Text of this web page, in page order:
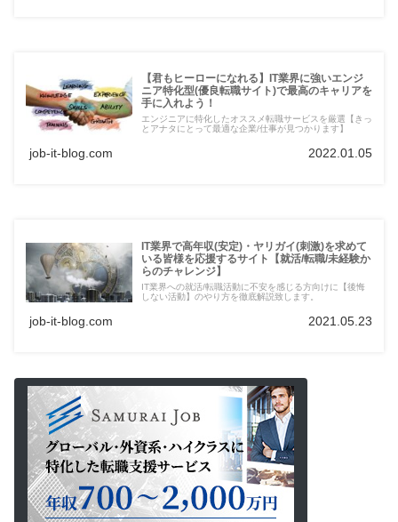
【君もヒーローになれる】IT業界に強いエンジ
ニア特化型(優良転職サイト)で最高のキャリアを
手に入れよう！
エンジニアに特化したオススメ転職サービスを厳選【きっ
とアナタにとって最適な企業/仕事が見つかります】
job-it-blog.com 2022.01.05
IT業界で高年収(安定)・ヤリガイ(刺激)を求めて
いる皆様を応援するサイト【就活/転職/未経験か
らのチャレンジ】
IT業界への就活/転職活動に不安を感じる方向けに【後悔
しない活動】のやり方を徹底解説致します。
job-it-blog.com 2021.05.23